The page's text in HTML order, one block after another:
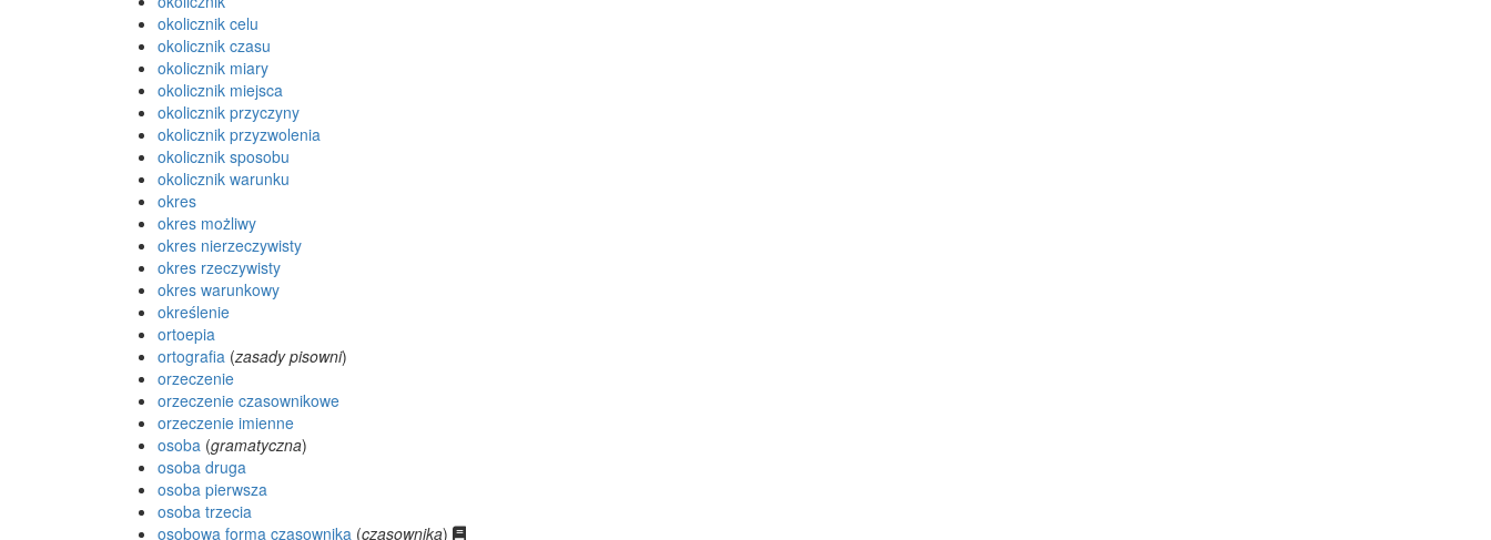
okolicznik celu
okolicznik czasu
okolicznik miary
okolicznik miejsca
okolicznik przyczyny
okolicznik przyzwolenia
okolicznik sposobu
okolicznik warunku
okres
okres możliwy
okres nierzeczywisty
okres rzeczywisty
okres warunkowy
określenie
ortoepia
ortografia (zasady pisowni)
orzeczenie
orzeczenie czasownikowe
orzeczenie imienne
osoba (gramatyczna)
osoba druga
osoba pierwsza
osoba trzecia
osobowa forma czasownika (czasownika)